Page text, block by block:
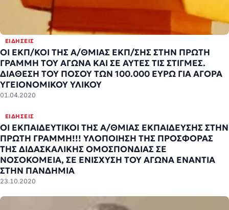
ΕΙΔΉΣΕΙΣ
ΟΙ ΕΚΠ/ΚΟΙ ΤΗΣ Α/ΘΜΙΑΣ ΕΚΠ/ΣΗΣ ΣΤΗΝ ΠΡΩΤΗ
ΓΡΑΜΜΗ ΤΟΥ ΑΓΩΝΑ ΚΑΙ ΣΕ ΑΥΤΕΣ ΤΙΣ ΣΤΙΓΜΕΣ.
ΔΙΑΘΕΣΗ ΤΟΥ ΠΟΣΟΥ ΤΩΝ 100.000 ΕΥΡΩ ΓΙΑ ΑΓΟΡΑ
ΥΓΕΙΟΝΟΜΙΚΟΥ ΥΛΙΚΟΥ
01.04.2020
ΕΙΔΉΣΕΙΣ
ΟΙ ΕΚΠΑΙΔΕΥΤΙΚΟΙ ΤΗΣ Α/ΘΜΙΑΣ ΕΚΠΑΙΔΕΥΣΗΣ ΣΤΗΝ
ΠΡΏΤΗ ΓΡΑΜΜΉ!!! ΥΛΟΠΟΊΗΣΗ ΤΗΣ ΠΡΟΣΦΟΡΆΣ
ΤΗΣ ΔΙΔΑΣΚΑΛΙΚΉΣ ΟΜΟΣΠΟΝΔΊΑΣ ΣΕ
ΝΟΣΟΚΟΜΕΊΑ, ΣΕ ΕΝΊΣΧΥΣΗ ΤΟΥ ΑΓΏΝΑ ΕΝΆΝΤΙΑ
ΣΤΗΝ ΠΑΝΔΗΜΊΑ
23.10.2020